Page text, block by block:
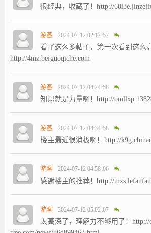
很经典，收藏了！http://
游客 2024-07-12 02:17:57
看了这么多帖子，第一次看到这么
http://4mz.beiguoqiche.com
游客 2024-07-12 04:24:58
知识就是力量啊！http://
游客 2024-07-12 04:34:58
楼主最近很消极啊！http://
游客 2024-07-12 04:58:06
感谢楼主的推荐！http://
游客 2024-07-12 05:02:07
太高深了，理解力不够用了！http://